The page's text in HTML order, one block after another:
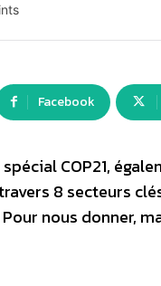
Facebook
COP21,
8 secteurs
nous donner,